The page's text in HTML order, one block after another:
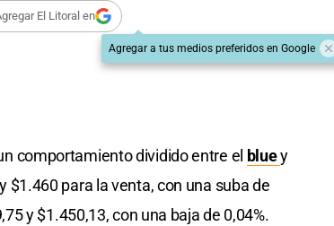
El Litoral en
Agregar a tus medios preferidos en Google
comportamiento dividido entre el bluey
$1.460 para la venta, con una suba de
y $1.450,13, con una baja de 0,04%.